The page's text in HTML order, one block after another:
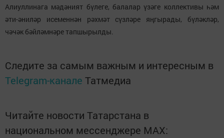
Алиуллинага мәдәният бүлеге, балалар үзәге коллективы һәм
әти-әниләр исеменнән рәхмәт сүзләре яңгырады, бүләкләр,
чәчәк бәйләмнәре тапшырылды.
Следите за самым важным и интересным в
Telegram-канале Татмедиа
Читайте новости Татарстана в
национальном мессенджере MАХ: